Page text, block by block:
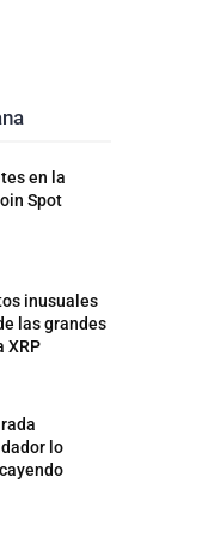
en la
Spot
inusuales
las grandes
XRP
lo